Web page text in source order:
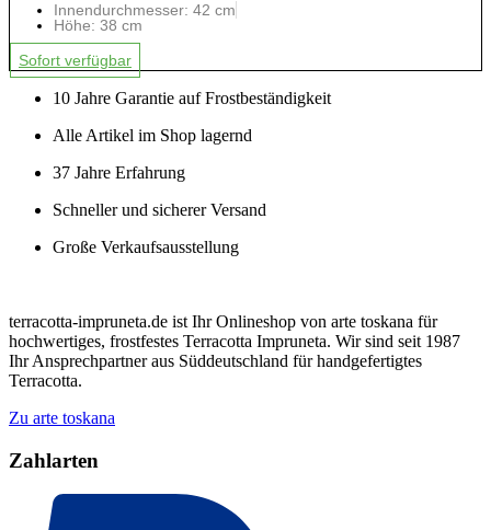
Innendurchmesser: 42 cm
Höhe: 38 cm
Sofort verfügbar
10 Jahre Garantie auf Frostbeständigkeit
Alle Artikel im Shop lagernd
37 Jahre Erfahrung
Schneller und sicherer Versand
Große Verkaufsausstellung
terracotta-impruneta.de ist Ihr Onlineshop von arte toskana für
hochwertiges, frostfestes Terracotta Impruneta. Wir sind seit 1987
Ihr Ansprechpartner aus Süddeutschland für handgefertigtes
Terracotta.
Zu arte toskana
Zahlarten